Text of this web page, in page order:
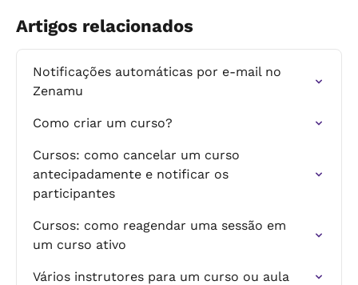
Artigos relacionados
Notificações automáticas por e-mail no
Zenamu
Como criar um curso?
Cursos: como cancelar um curso
antecipadamente e notificar os
participantes
Cursos: como reagendar uma sessão em
um curso ativo
Vários instrutores para um curso ou aula